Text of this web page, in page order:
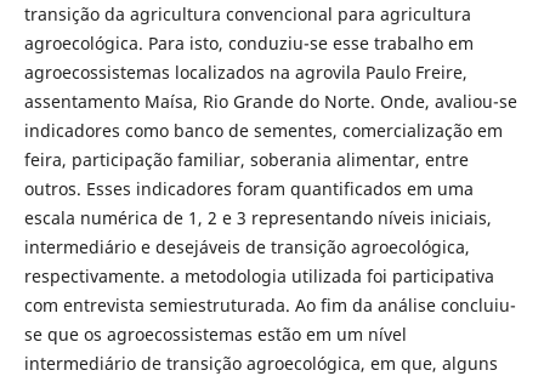
transição da agricultura convencional para agricultura
agroecológica. Para isto, conduziu-se esse trabalho em
agroecossistemas localizados na agrovila Paulo Freire,
assentamento Maísa, Rio Grande do Norte. Onde, avaliou-se
indicadores como banco de sementes, comercialização em
feira, participação familiar, soberania alimentar, entre
outros. Esses indicadores foram quantificados em uma
escala numérica de 1, 2 e 3 representando níveis iniciais,
intermediário e desejáveis de transição agroecológica,
respectivamente. a metodologia utilizada foi participativa
com entrevista semiestruturada. Ao fim da análise concluiu-
se que os agroecossistemas estão em um nível
intermediário de transição agroecológica, em que, alguns